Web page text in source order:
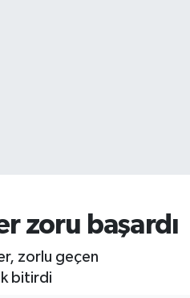
zoru başardı
zorlu geçen
bitirdi